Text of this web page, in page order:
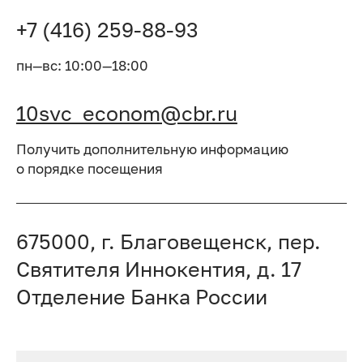
+7 (416) 259-88-93
пн—вс: 10:00—18:00
10svc_econom@cbr.ru
Получить дополнительную информацию
о порядке посещения
675000, г. Благовещенск, пер.
Святителя Иннокентия, д. 17
Отделение Банка России